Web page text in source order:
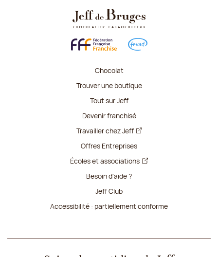
Chocolat
Trouver une boutique
Tout sur Jeff
Devenir franchisé
Travailler chez Jeff
Offres Entreprises
Écoles et associations
Besoin d'aide ?
Jeff Club
Accessibilité : partiellement conforme